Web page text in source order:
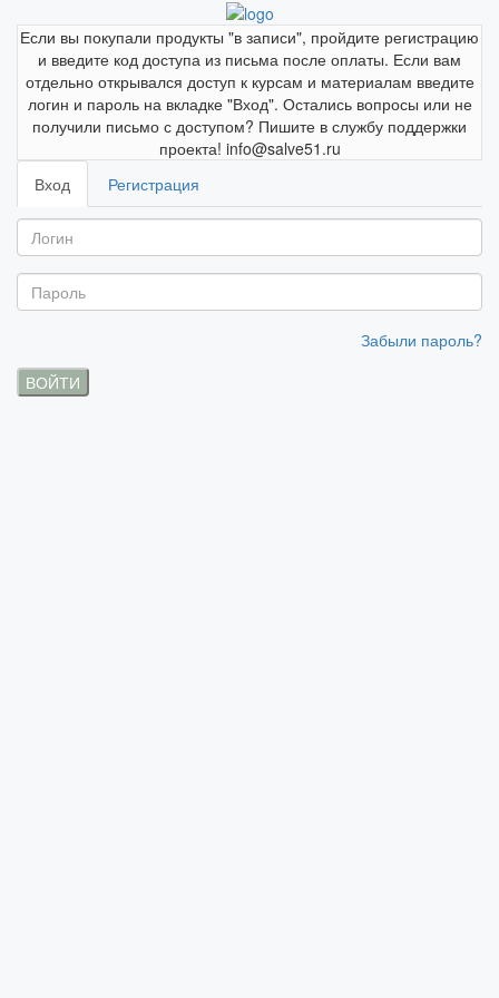
Если вы покупали продукты "в записи", пройдите регистрацию
и введите код доступа из письма после оплаты. Если вам
отдельно открывался доступ к курсам и материалам введите
логин и пароль на вкладке "Вход". Остались вопросы или не
получили письмо с доступом? Пишите в службу поддержки
проекта! info@salve51.ru
Вход
Регистрация
Забыли пароль?
ВОЙТИ